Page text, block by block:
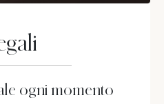
ogni momento